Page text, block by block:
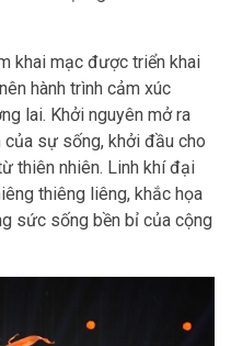
khai mạc được triển khai
hành trình cảm xúc
lai. Khởi nguyên mở ra
của sự sống, khởi đầu cho
thiên nhiên. Linh khí đại
thiêng liêng, khắc họa
sức sống bền bỉ của cộng